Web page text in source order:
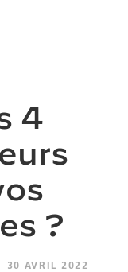
4
?
30 AVRIL 2022